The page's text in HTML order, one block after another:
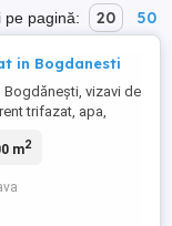
pe pagină: 20 50
in Bogdanesti
vizavi de
trifazat, apa,
Pentru alte
m2